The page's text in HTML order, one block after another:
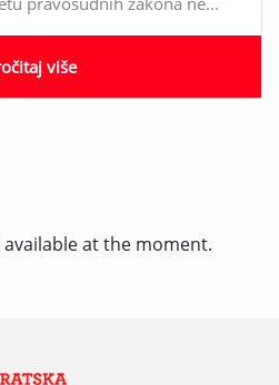
at the moment.
više